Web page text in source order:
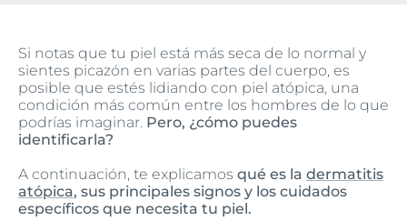
Si notas que tu piel está más seca de lo normal y
sientes picazón en varias partes del cuerpo, es
posible que estés lidiando con piel atópica, una
condición más común entre los hombres de lo que
podrías imaginar. Pero, ¿cómo puedes
identificarla?
A continuación, te explicamos qué es la dermatitis
atópica, sus principales signos y los cuidados
específicos que necesita tu piel.